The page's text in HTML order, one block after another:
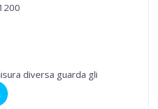
diversa guarda gli